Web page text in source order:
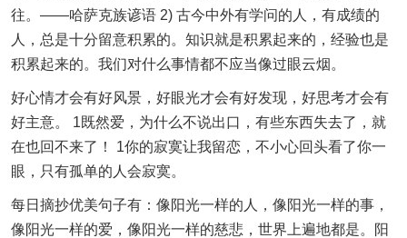
往。——哈萨克族谚语 2) 古今中外有学问的人，有成绩的
人，总是十分留意积累的。知识就是积累起来的，经验也是
积累起来的。我们对什么事情都不应当像过眼云烟。
好心情才会有好风景，好眼光才会有好发现，好思考才会有
好主意。 1既然爱，为什么不说出口，有些东西失去了，就
在也回不来了！ 1你的寂寞让我留恋，不小心回头看了你一
眼，只有孤单的人会寂寞。
每日摘抄优美句子有：像阳光一样的人，像阳光一样的事，
像阳光一样的爱，像阳光一样的慈悲，世界上遍地都是。阳